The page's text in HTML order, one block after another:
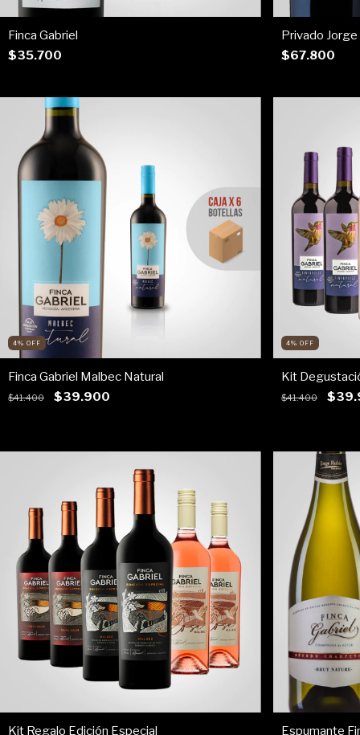
Finca Gabriel
$35.700
Privado
$67.800
4% OFF
Finca Gabriel Malbec Natural
$41.400 $39.900
4% OFF
Kit
$41.400
Kit Regalo Edición Especial
Espumante